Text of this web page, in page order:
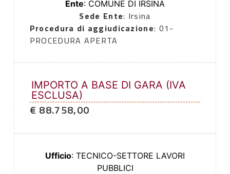
Ente: COMUNE DI IRSINA
Sede Ente: Irsina
Procedura di aggiudicazione: 01-
PROCEDURA APERTA
IMPORTO A BASE DI GARA (IVA
ESCLUSA)
€ 88.758,00
Ufficio: TECNICO-SETTORE LAVORI
PUBBLICI